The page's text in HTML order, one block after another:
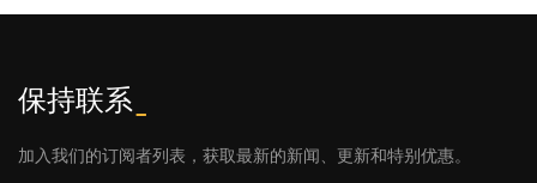
保持联系
加入我们的订阅者列表，获取最新的新闻、更新和特别优惠。